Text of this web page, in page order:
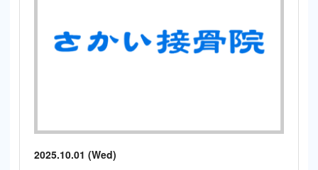
2025.10.01 (Wed)